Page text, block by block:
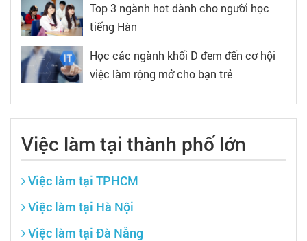
Top 3 ngành hot dành cho người học
tiếng Hàn
Học các ngành khối D đem đến cơ hội
việc làm rộng mở cho bạn trẻ
Việc làm tại thành phố lớn
Việc làm tại TPHCM
Việc làm tại Hà Nội
Việc làm tại Đà Nẵng